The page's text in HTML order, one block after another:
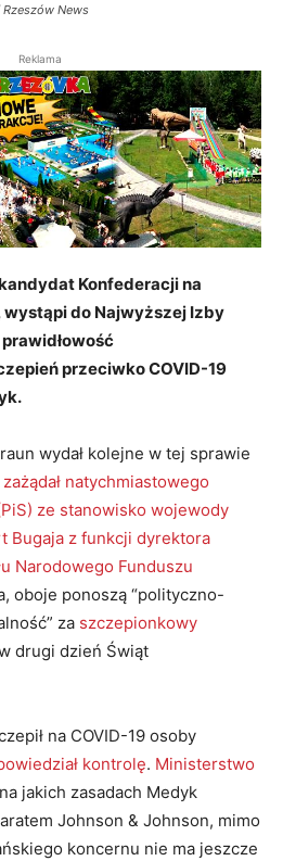
News
Reklama
Konfederacji na
do Najwyższej Izby
przeciwko COVID-19
wydał kolejne w tej sprawie
natychmiastowego
ze stanowisko wojewody
Bugaja z funkcji dyrektora
Narodowego Funduszu
oboje ponoszą “polityczno-
za szczepionkowy
drugi dzień Świąt
na COVID-19 osoby
kontrolę. Ministerstwo
jakich zasadach Medyk
Johnson & Johnson, mimo
koncernu nie ma jeszcze